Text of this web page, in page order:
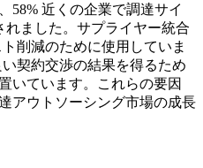
58% 近くの企業で調達サイ
れました。サプライヤー統合
削減のために使用していま
契約交渉の結果を得るため
いています。これらの要因
アウトソーシング市場の成長